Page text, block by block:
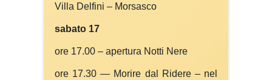
Villa Delfini – Morsasco
sabato 17
ore 17.00 – apertura Notti Nere
ore 17.30 — Morire dal Ridere – nel